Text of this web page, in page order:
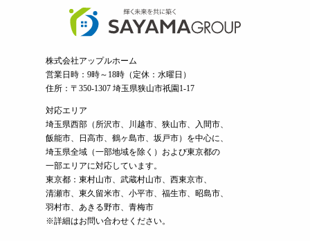
注文住宅
リフォーム・
リノベーション
株式会社アップルホーム
営業日時：9時～18時（定休：水曜日）
住所：〒350-1307 埼玉県狭山市祇園1-17
対応エリア
埼玉県西部（ 所沢市、 川越市、狭山市、入間市、
飯能市、日高市、鶴ヶ島市、坂戸市）を中心に、
埼玉県全域（一部地域を除く）および東京都の
一部エリアに対応しています。
東京都：東村山市、武蔵村山市、西東京市、
清瀬市、東久留米市、小平市、福生市、昭島市、
羽村市、あきる野市、青梅市
※詳細はお問い合わせください。